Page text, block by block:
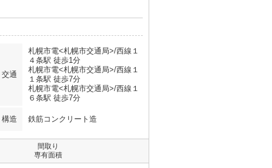
交通
札幌市電<札幌市交通局>/西線１
４条駅 徒歩1分
札幌市電<札幌市交通局>/西線１
１条駅 徒歩7分
札幌市電<札幌市交通局>/西線１
６条駅 徒歩7分
構造 鉄筋コンクリート造
間取り
専有面積